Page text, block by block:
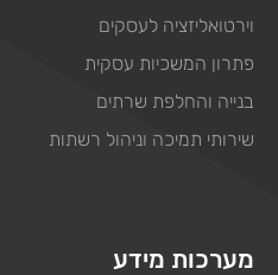
וירטואליזציה לעסקים
פתרון המשכיות עסקית
בנייה והחלפת שרתים
שירותי תמיכה וניהול רשתות
מערכות מידע